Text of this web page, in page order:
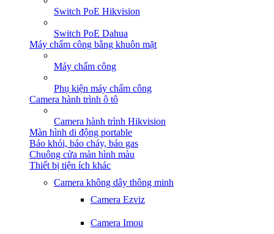
Switch PoE Hikvision
Switch PoE Dahua
Máy chấm công bằng khuôn mặt
Máy chấm công
Phụ kiện máy chấm công
Camera hành trình ô tô
Camera hành trình Hikvision
Màn hình di động portable
Báo khói, báo cháy, báo gas
Chuông cửa màn hình màu
Thiết bị tiện ích khác
Camera không dây thông minh
Camera Ezviz
Camera Imou